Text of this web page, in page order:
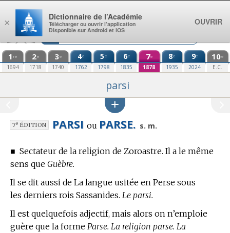
Aller au contenu
1 re
1694
2e
1718
3e
1740
4e
1762
5e
1798
6e
1835
7e
1878
8e
1935
9e
2024
10e
E.C.
parsi
7eÉDITION PARSI ou PARSE. s. m.
■ Sectateur de la religion de Zoroastre. Il a le même
sens que Guèbre.
Il se dit aussi de La langue usitée en Perse sous
les derniers rois Sassanides. Le parsi.
Il est quelquefois adjectif, mais alors on n’emploie
guère que la forme Parse. La religion parse. La
×
Dictionnaire de l’Académie
Télécharger ou ouvrir l’application
Disponible sur Android et iOS
OUVRIR